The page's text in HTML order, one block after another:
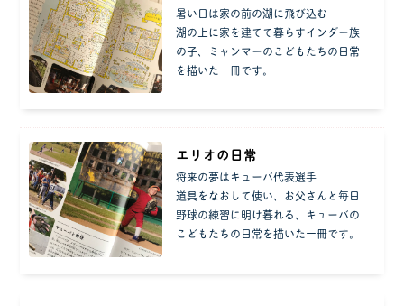
暑い日は家の前の湖に飛び込む
湖の上に家を建てて暮らすインダー族
の子、ミャンマーのこどもたちの日常
を描いた一冊です。
エリオの日常
将来の夢はキューバ代表選手
道具をなおして使い、お父さんと毎日
野球の練習に明け暮れる、キューバの
こどもたちの日常を描いた一冊です。